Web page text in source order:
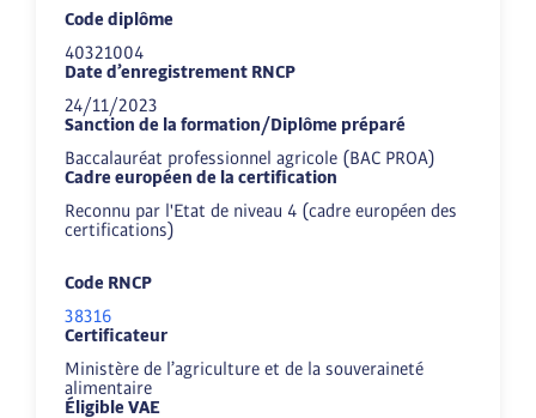
Code diplôme
40321004
Date d’enregistrement RNCP
24/11/2023
Sanction de la formation/Diplôme préparé
Baccalauréat professionnel agricole (BAC PROA)
Cadre européen de la certification
Reconnu par l'Etat de niveau 4 (cadre européen des
certifications)
Code RNCP
38316
Certificateur
Ministère de l’agriculture et de la souveraineté
alimentaire
Éligible VAE